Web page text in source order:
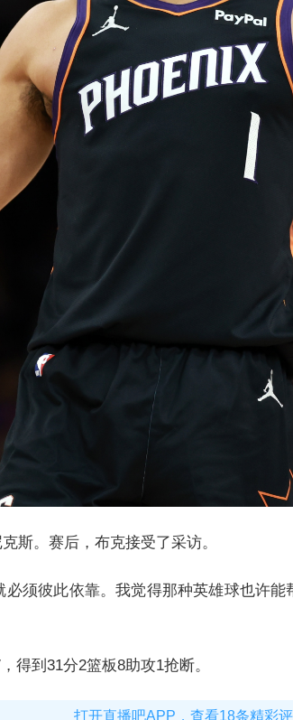
斯。赛后，布克接受了采访。
须彼此依靠。我觉得那种英雄球也许
得到31分2篮板8助攻1抢断。
打开直播吧APP，查看18条精彩